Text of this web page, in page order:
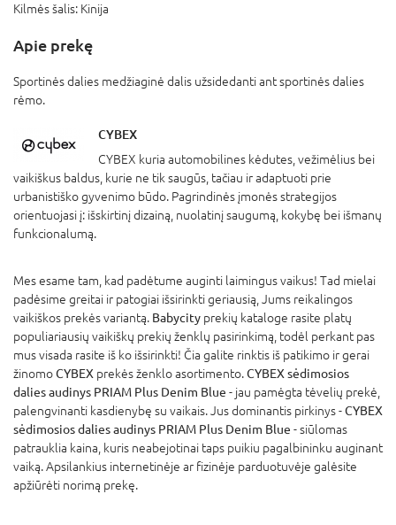
Kilmės šalis: Kinija
Apie prekę
Sportinės dalies medžiaginė dalis užsidedanti ant sportinės dalies
rėmo.
CYBEX
CYBEX kuria automobilines kėdutes, vežimėlius bei
vaikiškus baldus, kurie ne tik saugūs, tačiau ir adaptuoti prie
urbanistiško gyvenimo būdo. Pagrindinės įmonės strategijos
orientuojasi į: išskirtinį dizainą, nuolatinį saugumą, kokybę bei išmanų
funkcionalumą.
Mes esame tam, kad padėtume auginti laimingus vaikus! Tad mielai
padėsime greitai ir patogiai išsirinkti geriausią, Jums reikalingos
vaikiškos prekės variantą. Babycity prekių kataloge rasite platų
populiariausių vaikiškų prekių ženklų pasirinkimą, todėl perkant pas
mus visada rasite iš ko išsirinkti! Čia galite rinktis iš patikimo ir gerai
žinomoCYBEX prekės ženklo asortimento.CYBEX sėdimosios
dalies audinys PRIAM Plus Denim Blue - jau pamėgta tėvelių prekė,
palengvinanti kasdienybę su vaikais. Jus dominantis pirkinys -CYBEX
sėdimosios dalies audinys PRIAM Plus Denim Blue - siūlomas
patrauklia kaina, kuris neabejotinai taps puikiu pagalbininku auginant
vaiką. Apsilankius internetinėje ar fizinėje parduotuvėje galėsite
apžiūrėti norimą prekę.